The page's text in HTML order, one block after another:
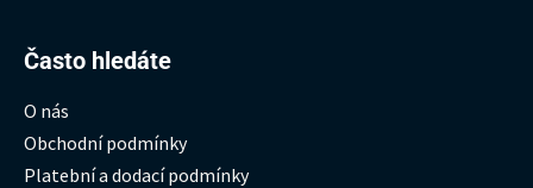
Často hledáte
O nás
Obchodní podmínky
Platební a dodací podmínky
Hledat: